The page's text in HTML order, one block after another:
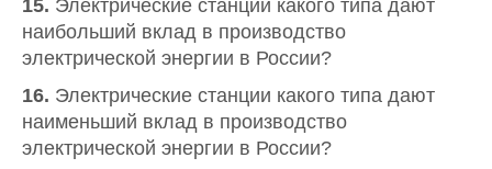
15. Электрические станции какого типа дают
наибольший вклад в производство
электрической энергии в России?
16. Электрические станции какого типа дают
наименьший вклад в производство
электрической энергии в России?